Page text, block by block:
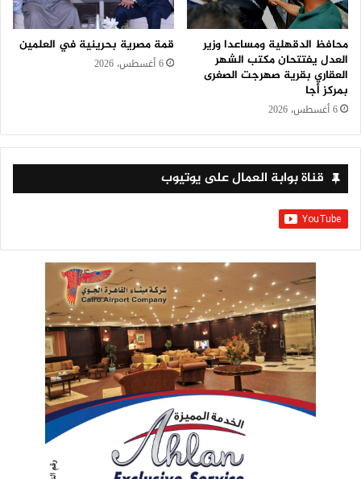
محافظ الدقهلية ومساعدا وزير
العدل يفتتحان مكتب الشهر
العقاري بقرية صهرجت الصغرى
بمركز أجا
6 أغسطس، 2026
قمة مصرية بحرينية في العلمين
6 أغسطس، 2026
قناة بوابة العمال على يوتيوب